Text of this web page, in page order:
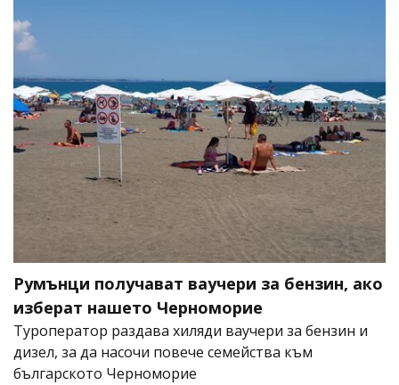
Румънци получават ваучери за бензин, ако
изберат нашето Черноморие
Туроператор раздава хиляди ваучери за бензин и
дизел, за да насочи повече семейства към
българското Черноморие